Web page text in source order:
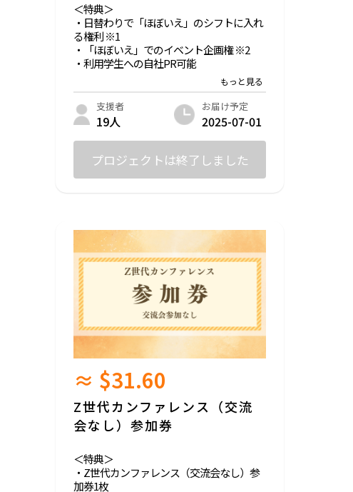
＜特典＞
・日替わりで「ほぼいえ」のシフトに入れ
る権利 ※1
・「ほぼいえ」でのイベント企画権 ※2
・利用学生への自社PR可能
・応援し隊として「ほぼいえ」Instagram
でストーリー紹介
（ご自身のSNSでの投稿も大歓迎）
※1. 月1回程度が目安です。
前月20日まで、運営にシフト希望日をご連
絡ください。
※2. 開催日1ヶ月前までに事務局に申請が必
要です。
＜シフト業務内容＞
・受付や見守り業務
・平日16:00~20:30、土日祝9:00~20:30（2交
代制）
※無人の場合は、ご自身の仕事等していた
だいて問題ございません。（Wi-fi完備）
＜詳細＞
・時期：2026年3月末まで
＜注意事項＞
・本リターンには、「ほぼいえ」運営委員
支援者
19人
お届け予定
2025-07-01
プロジェクトは終了しました
≈ $31.60
Z世代カンファレンス（交流
会なし）参加券
＜特典＞
・Z世代カンファレンス（交流会なし）参
加券1枚